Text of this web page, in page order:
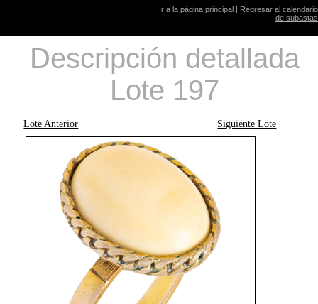
Ir a la página principal | Regresar al calendario
de subastas
Descripción detallada
Lote 197
Lote Anterior Siguiente Lote